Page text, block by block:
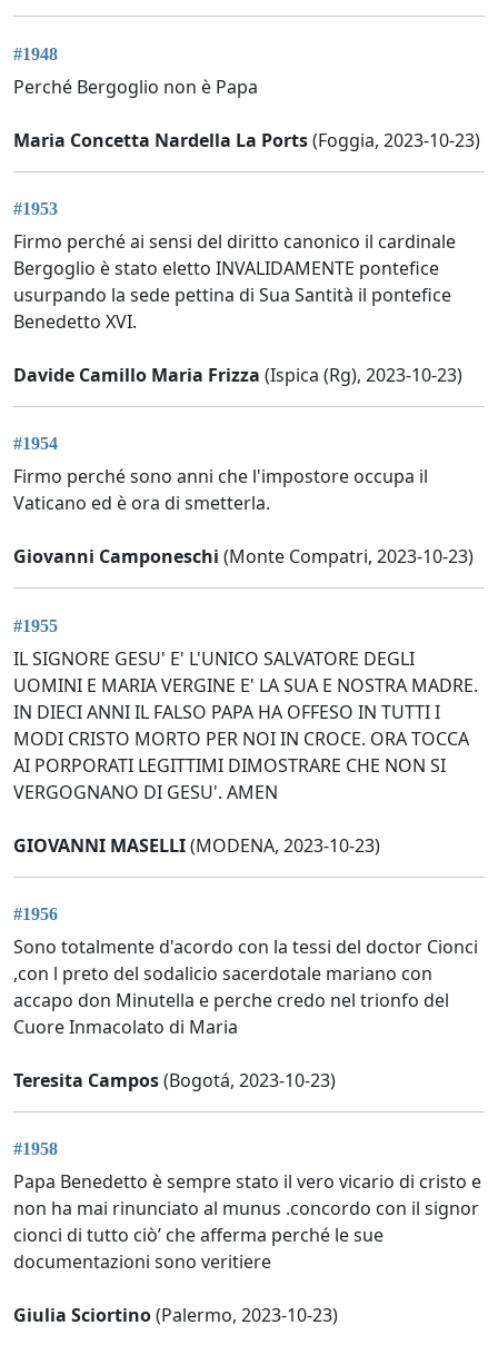
#1948
Perché Bergoglio non è Papa
Maria Concetta Nardella La Ports(Foggia, 2023-10-23)
#1953
Firmo perché ai sensi del diritto canonico il cardinale
Bergoglio è stato eletto INVALIDAMENTE pontefice
usurpando la sede pettina di Sua Santità il pontefice
Benedetto XVI.
Davide Camillo Maria Frizza (Ispica (Rg), 2023-10-23)
#1954
Firmo perché sono anni che l'impostore occupa il
Vaticano ed è ora di smetterla.
Giovanni Camponeschi (Monte Compatri, 2023-10-23)
#1955
IL SIGNORE GESU' E' L'UNICO SALVATORE DEGLI
UOMINI E MARIA VERGINE E' LA SUA E NOSTRA MADRE.
IN DIECI ANNI IL FALSO PAPA HA OFFESO IN TUTTI I
MODI CRISTO MORTO PER NOI IN CROCE. ORA TOCCA
AI PORPORATI LEGITTIMI DIMOSTRARE CHE NON SI
VERGOGNANO DI GESU'. AMEN
GIOVANNI MASELLI(MODENA, 2023-10-23)
#1956
Sono totalmente d'acordo con la tessi del doctor Cionci
,con l preto del sodalicio sacerdotale mariano con
accapo don Minutella e perche credo nel trionfo del
Cuore Inmacolato di Maria
Teresita Campos(Bogotá, 2023-10-23)
#1958
Papa Benedetto è sempre stato il vero vicario di cristo e
non ha mai rinunciato al munus .concordo con il signor
cionci di tutto ciò’ che afferma perché le sue
documentazioni sono veritiere
Giulia Sciortino(Palermo, 2023-10-23)